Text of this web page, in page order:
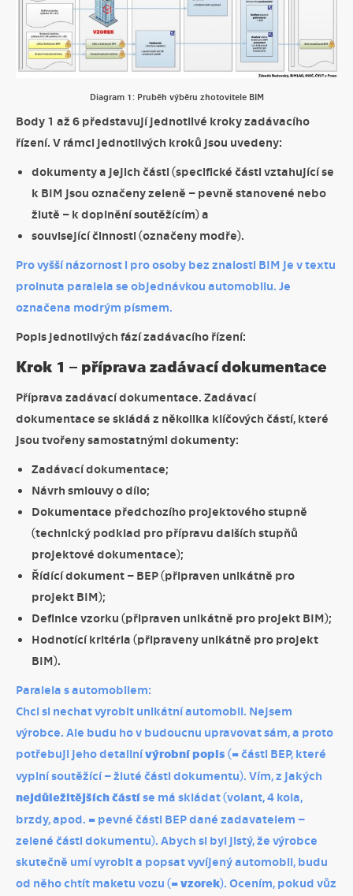
Diagram 1: Pruběh výběru zhotovitele BIM
Body 1 až 6 představují jednotlivé kroky zadávacího
řízení. V rámci jednotlivých kroků jsou uvedeny:
dokumenty a jejich části (specifické části vztahující se
k BIM jsou označeny zeleně – pevně stanovené nebo
žlutě – k doplnění soutěžícím) a
související činnosti (označeny modře).
Pro vyšší názornost i pro osoby bez znalosti BIM je v textu
prolnuta paralela se objednávkou automobilu. Je
označena modrým písmem.
Popis jednotlivých fází zadávacího řízení:
Krok 1 – příprava zadávací dokumentace
Příprava zadávací dokumentace. Zadávací
dokumentace se skládá z několika klíčových částí, které
jsou tvořeny samostatnými dokumenty:
Zadávací dokumentace;
Návrh smlouvy o dílo;
Dokumentace předchozího projektového stupně
(technický podklad pro přípravu dalších stupňů
projektové dokumentace);
Řídící dokument – BEP (připraven unikátně pro
projekt BIM);
Definice vzorku (připraven unikátně pro projekt BIM);
Hodnotící kritéria (připraveny unikátně pro projekt
BIM).
Paralela s automobilem:
Chci si nechat vyrobit unikátní automobil. Nejsem
výrobce. Ale budu ho v budoucnu upravovat sám, a proto
potřebuji jeho detailnívýrobní popis (= části BEP, které
vyplní soutěžící – žluté části dokumentu). Vím, z jakých
nejdůležitějších částíse má skládat (volant, 4 kola,
brzdy, apod. = pevné části BEP dané zadavatelem –
zelené části dokumentu). Abych si byl jistý, že výrobce
skutečně umí vyrobit a popsat vyvíjený automobil, budu
od něho chtít maketu vozu (=vzorek). Ocením, pokud vůz